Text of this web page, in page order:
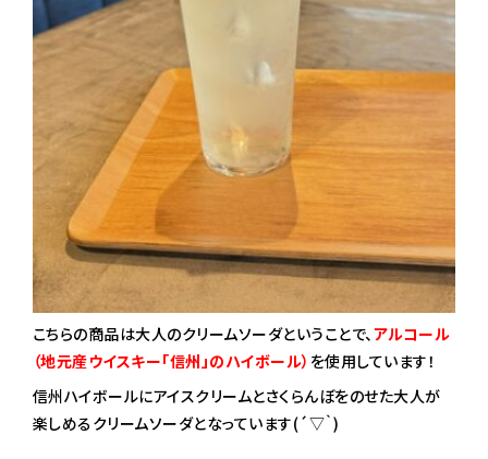
こちらの商品は大人のクリームソーダということで、アルコール
（地元産ウイスキー「信州」のハイボール） を使用しています！
信州ハイボールにアイスクリームとさくらんぼをのせた大人が
楽しめるクリームソーダとなっています(´▽｀)